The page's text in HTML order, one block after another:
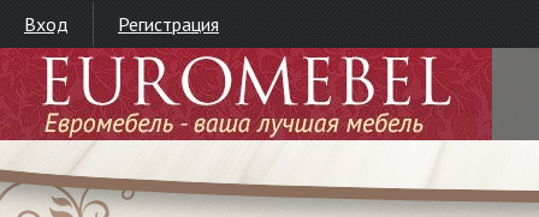
Вход Регистрация